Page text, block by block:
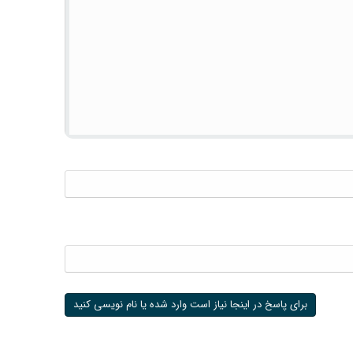
برای پاسخ در اینجا نیاز است وارد شده یا نام نویسی کنید